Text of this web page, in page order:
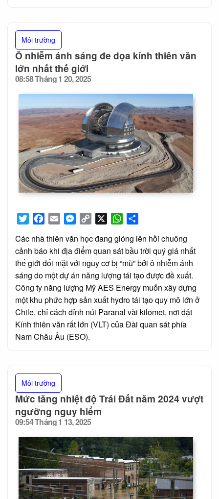
TwitterFacebook
Email Messenger
Copy
WhatsApp
Các nhà thiên văn học đang gióng lên hồi chuông
cảnh báo khi địa điểm quan sát bầu trời quý giá nhất
thế giới đối mặt với nguy cơ bị “mù” bởi ô nhiễm ánh
sáng do một dự án năng lượng tái tạo được đề xuất.
Công ty năng lượng Mỹ AES Energy muốn xây dựng
một khu phức hợp sản xuất hydro tái tạo quy mô lớn ở
Chile, chỉ cách đỉnh núi Paranal vài kilomet, nơi đặt
Kính thiên văn rất lớn (VLT) của Đài quan sát phía
Nam Châu Âu (ESO).
Môi trường
Ô nhiễm ánh sáng đe dọa kính thiên văn
lớn nhất thế giới
Posted
on
08:58 Tháng 1 20, 2025
Môi trường
Mức tăng nhiệt độ Trái Đất năm 2024 vượt
ngưỡng nguy hiểm
Posted
on
09:54 Tháng 1 13, 2025